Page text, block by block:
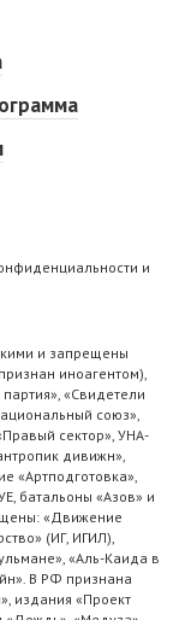
и
и запрещены
иноагентом),
«Свидетели
союз»,
сектор», УНА-
дивижн»,
«Артподготовка»,
батальоны «Азов» и
«Движение
(ИГ, ИГИЛ),
«Аль-Каида в
В РФ признана
издания «Проект